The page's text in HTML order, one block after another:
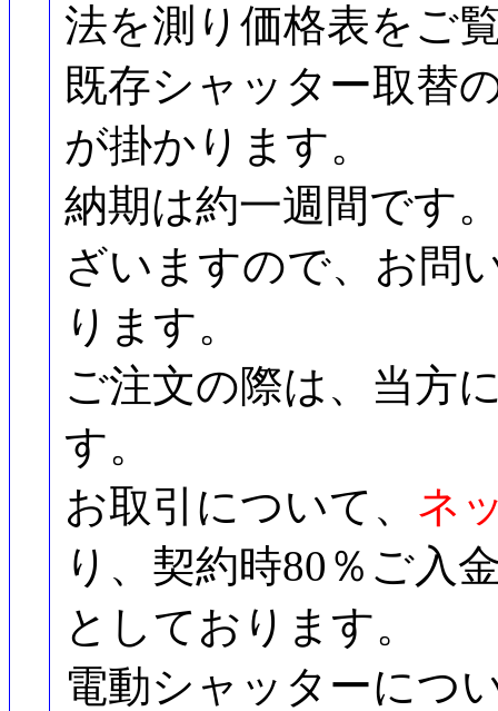
法を測り価格表をご
既存シャッター取替
が掛かります。
納期は約一週間です
ざいますので、お問
ります。
ご注文の際は、当方
す。
お取引について、 ネ
り、契約時80％ご入
としております。
電動シャッターにつ